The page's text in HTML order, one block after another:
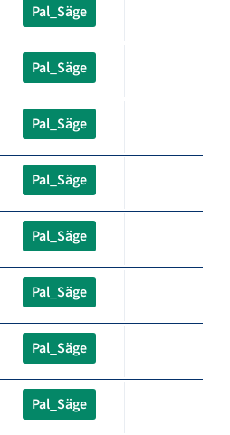
Pal_Säge
Pal_Säge
Pal_Säge
Pal_Säge
Pal_Säge
Pal_Säge
Pal_Säge
Pal_Säge